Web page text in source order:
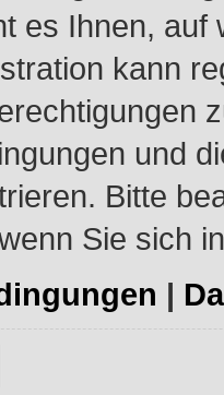
es Ihnen,
kann
und
Bitte
Sie sich
|